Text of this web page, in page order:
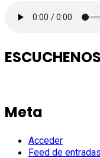
Meta
Acceder
Feed de entradas